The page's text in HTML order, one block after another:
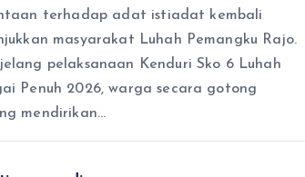
terhadap adat istiadat kembali
masyarakat Luhah Pemangku Rajo.
pelaksanaan Kenduri Sko 6 Luhah
Penuh 2026, warga secara gotong
mendirikan…